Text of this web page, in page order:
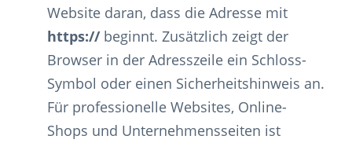
Website daran, dass die Adresse mit
https://beginnt. Zusätzlich zeigt der
Browser in der Adresszeile ein Schloss-
Symbol oder einen Sicherheitshinweis an.
Für professionelle Websites, Online-
Shops und Unternehmensseiten ist